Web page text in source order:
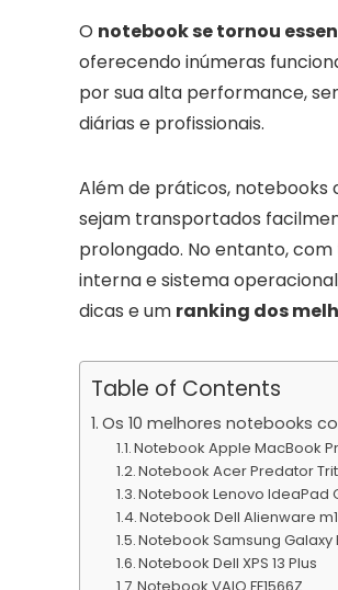
O notebook se tornou
oferecendo inúmeras
por sua alta performance,
diárias e profissionais.
Além de práticos, notebooks
sejam transportados
prolongado. No entanto,
interna e sistema
dicas e um ranking dos
Table of Contents
Os 10 melhores notebooks
Notebook Apple MacBook
Notebook Acer Predator
Notebook Lenovo IdeaPad
Notebook Dell Alienware
Notebook Samsung Galaxy
Notebook Dell XPS 13 Plus